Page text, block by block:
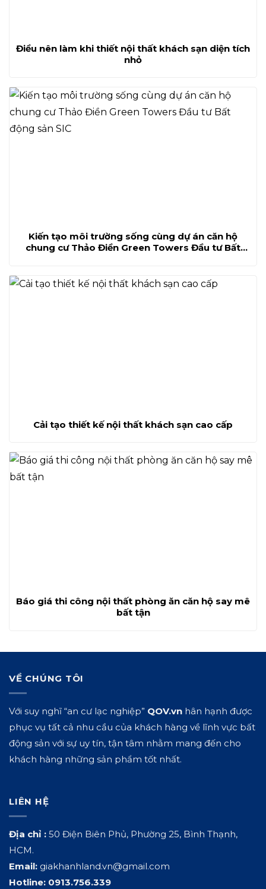
Điều nên làm khi thiết nội thất khách sạn diện tích
nhỏ
Kiến tạo môi trường sống cùng dự án căn hộ
chung cư Thảo Điền Green Towers Đầu tư Bất
Cải tạo thiết kế nội thất khách sạn cao cấp
Báo giá thi công nội thất phòng ăn căn hộ say mê
bất tận
VỀ CHÚNG TÔI
Với suy nghĩ “an cư lạc nghiệp” QOV.vn hân hạnh được
phục vụ tất cả nhu cầu của khách hàng về lĩnh vực bất
động sản với sự uy tín, tận tâm nhằm mang đến cho
khách hàng những sản phẩm tốt nhất.
LIÊN HỆ
Địa chỉ : 50 Điện Biên Phủ, Phường 25, Bình Thạnh,
HCM.
Email: giakhanhland.vn@gmail.com
Hotline: 0913.756.339